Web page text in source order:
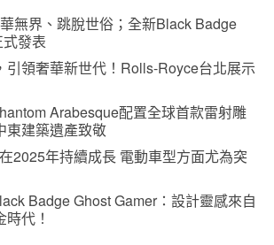
無界、跳脫世俗；全新Black Badge
發表
引領奢華新世代！Rolls-Royce台北展示
Arabesque配置全球首款雷射雕
東建築遺產致敬
2025年持續成長 電動車型方面尤為突
Badge Ghost Gamer：設計靈感來自
代！